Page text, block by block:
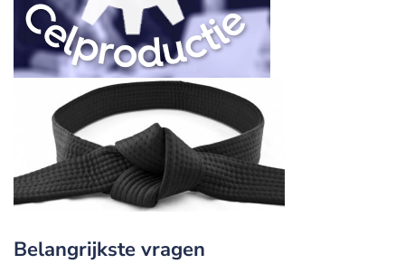
Belangrijkste vragen